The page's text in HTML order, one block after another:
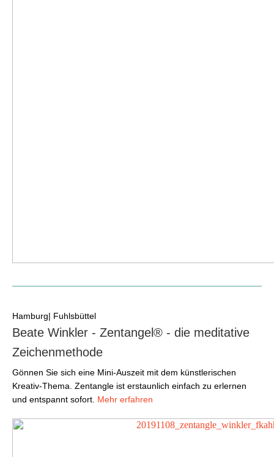
Hamburg| Fuhlsbüttel
Beate Winkler - Zentangel® - die meditative
Zeichenmethode
Gönnen Sie sich eine Mini-Auszeit mit dem künstlerischen
Kreativ-Thema. Zentangle ist erstaunlich einfach zu erlernen
und entspannt sofort. Mehr erfahren